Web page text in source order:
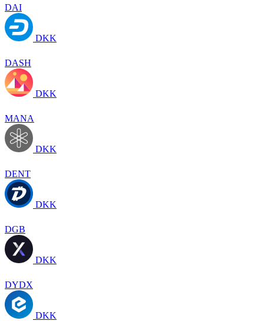
DAI
DKK
DASH
DKK
MANA
DKK
DENT
DKK
DGB
DKK
DYDX
DKK